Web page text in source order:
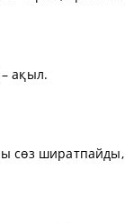
ақыл.
сөз